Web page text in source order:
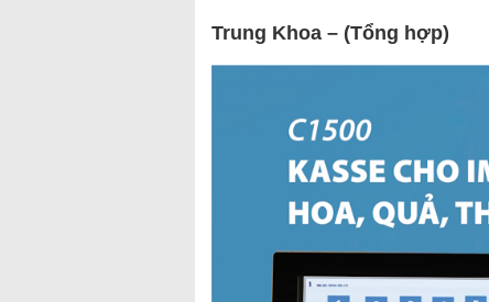
Trung Khoa – (Tổng hợp)